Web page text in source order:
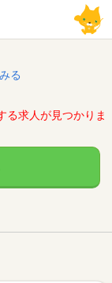
る
求人が見つかりま